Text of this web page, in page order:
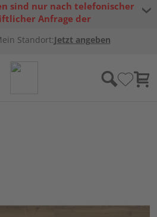
sind nur nach telefonischer
Anfrage der
Standort:Jetzt angeben